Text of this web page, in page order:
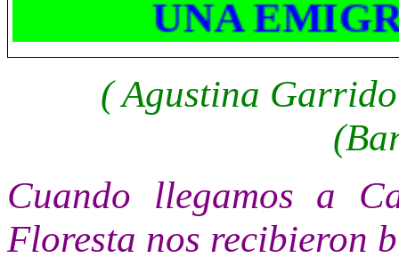
UNA
( Agustina
Cuando llegamos a
Floresta nos recibieron